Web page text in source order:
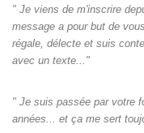
" Je viens de m'inscrire
message a pour but de
régale, délecte et suis
avec un texte..."
" Je suis passée par votre
années... et ça me sert